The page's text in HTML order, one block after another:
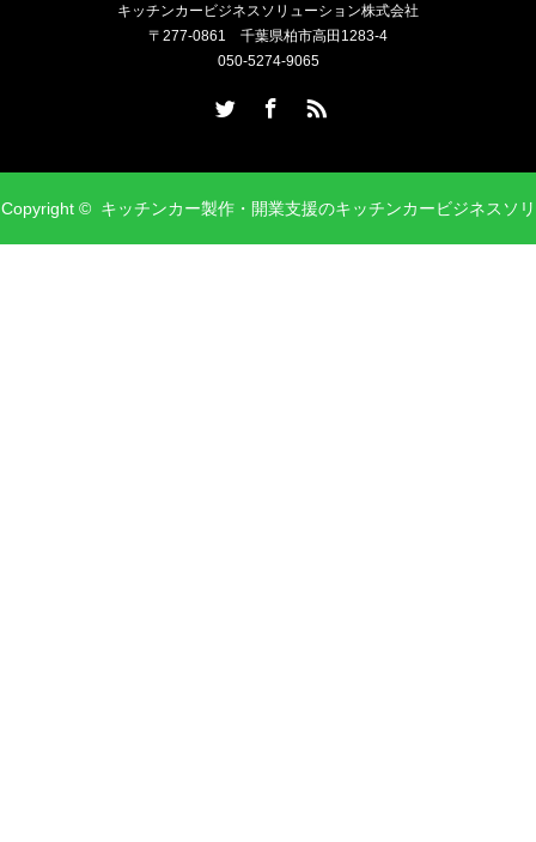
キッチンカービジネスソリューション株式会社
〒277-0861 千葉県柏市高田1283-4
050-5274-9065
Copyright © キッチンカー製作・開業支援のキッチンカービジネスソリ